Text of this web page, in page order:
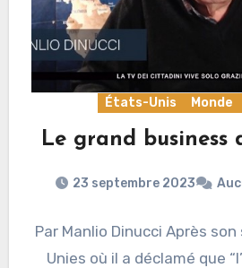
États-Unis Monde
Le grand business
23 septembre 2023
Par Manlio Dinucci Après
Unies où il a déclamé que